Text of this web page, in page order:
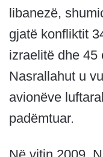
libanezë,
gjatë konfliktit
izraelitë dhe 45
Nasrallahut u
avionëve
padëmtuar.